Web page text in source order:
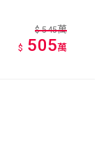
$ 545萬
$ 505萬